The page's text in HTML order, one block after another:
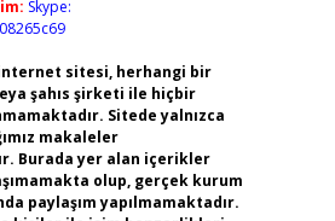
Skype:
sitesi, herhangi bir
şahıs şirketi ile hiçbir
Sitede yalnızca
makaleler
Burada yer alan içerikler
olup, gerçek kurum
paylaşım yapılmamaktadır.